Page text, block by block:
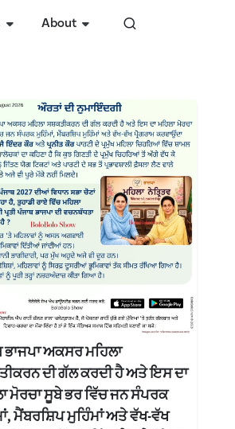
About
ਭਾਜਪਾ ਅਕਸਰ ਮਹਿਲਾ
ਦੀ ਗੱਲ ਕਰਦੀ ਹੈ ਅਤੇ ਇਸ ਦਾ
ਮੋਰਚਾ ਸੂਬੇ ਭਰ ਵਿੱਚ ਜਨ ਸੰਪਰਕ
ਮੈਂਬਰਸ਼ਿਪ ਮੁਹਿੰਮਾਂ ਅਤੇ ਵੱਖ-ਵੱਖ